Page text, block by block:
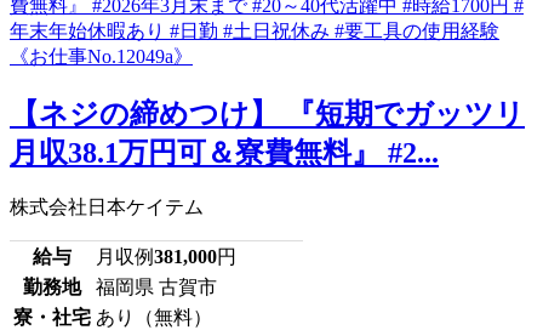
【ネジの締めつけ】 『短期でガッツリ
月収38.1万円可＆寮費無料』 #2...
株式会社日本ケイテム
給与 月収例381,000円
勤務地
福岡県 古賀市
寮・社宅 あり（無料）